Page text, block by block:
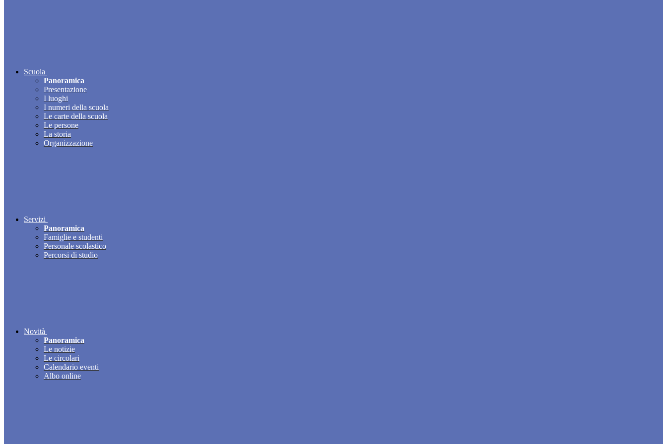
Scuola
Panoramica
Presentazione
I luoghi
I numeri della scuola
Le carte della scuola
Le persone
La storia
Organizzazione
Servizi
Panoramica
Famiglie e studenti
Personale scolastico
Percorsi di studio
Novità
Panoramica
Le notizie
Le circolari
Calendario eventi
Albo online